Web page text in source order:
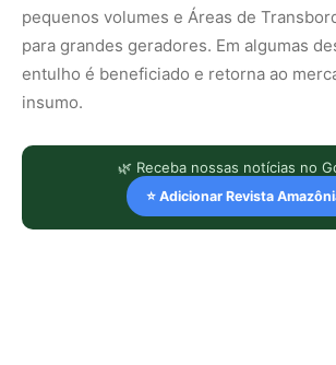
pequenos volumes e Áreas de
para grandes geradores. Em algumas
entulho é beneficiado e retorna ao
insumo.
🌿 Receba nossas notícias no
⭐ Adicionar Revista